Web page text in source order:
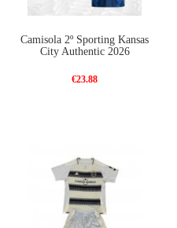
Camisola 2º Sporting Kansas
City Authentic 2026
€23.88